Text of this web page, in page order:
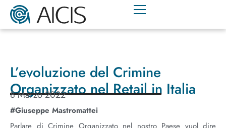
L’evoluzione del Crimine
Organizzato nel Retail in Italia
8 Marzo 2022
#Giuseppe Mastromattei